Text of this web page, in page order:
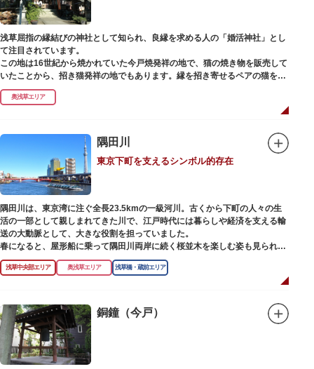
くお腹が袋代わりの形をしている珍しいもので、古くから庶民に尊信されて
います。（御開帳期間 1月1日～7日）
浅草屈指の縁結びの神社として知られ、良縁を求める人の「婚活神社」とし
て注目されています。
この地は16世紀から焼かれていた今戸焼発祥の地で、猫の焼き物を販売して
いたことから、招き猫発祥の地でもあります。縁を招き寄せるペアの猫をモ
チーフにした絵馬や御朱印帳も人気です。
1063（康平6）年、時の奥羽鎮守府源頼朝・義家父子が祈願し鎌倉の鶴ヶ丘
末に活躍した新選組沖田総司の終焉の地の碑も佇んでいます。また、浅草名
所七福神の福禄寿が祀られており、七福神詣りの参拝客でも賑わうスポット
です。
奥浅草エリア
隅田川
東京下町を支えるシンボル的存在
隅田川は、東京湾に注ぐ全長23.5kmの一級河川。古くから下町の人々の生
活の一部として親しまれてきた川で、江戸時代には暮らしや経済を支える輸
送の大動脈として、大きな役割を担っていました。
春になると、屋形船に乗って隅田川両岸に続く桜並木を楽しむ姿も見られ、
東京スカイツリーとのコラボレーションも、まさに絵になる光景です。ま
た、毎年7月の最終土曜日に開催される「隅田川花火大会」は、東京の夏の
川沿いには「隅田川テラス」と呼ばれる遊歩道も整備されています。心地よ
い風に吹かれながら、緑化が施された遊歩道で散歩やジョギングを楽しんだ
後は、オープンカフェでほっと一息つくのもおすすめです。
隅田川にかかる橋々も、それぞれ特徴的な形をしていて見応えは抜群。せっ
かくなら水上バスに乗船して、優雅に観察してみてはいかがでしょうか。
浅草中央部エリア 奥浅草エリア 浅草橋・蔵前エリア
銅鐘（今戸）